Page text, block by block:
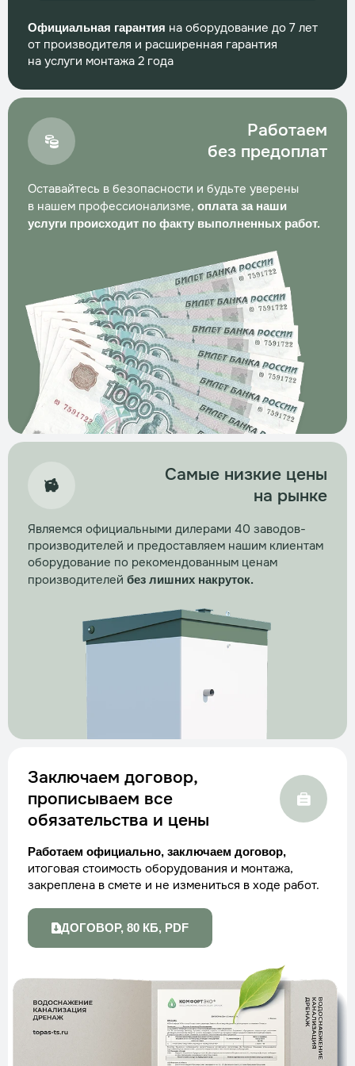
Консервация на зимний период
Стоимость
по запросу
Заказать
Трудозатраты
1 час
Стоимость
по запросу
Заказать
Прочистка аэролифта
Трудозатраты
1 час
Стоимость
по запросу
Заказать
Замена фильтрующих элементов
Трудозатраты
1–2 часа
Стоимость
по запросу
Официальная гарантия на оборудование до 7 лет
от производителя и расширенная гарантия
на услуги монтажа 2 года
Работаем
без предоплат
Оставайтесь в безопасности и будьте уверены
в нашем профессионализме, оплата за наши
услуги происходит по факту выполненных работ.
Самые низкие цены
на рынке
Являемся официальными дилерами 40 заводов-
производителей и предоставляем нашим клиентам
оборудование по рекомендованным ценам
производителей без лишних накруток.
Заключаем договор,
прописываем все
обязательства и цены
Работаем официально, заключаем договор,
итоговая стоимость оборудования и монтажа,
закреплена в смете и не измениться в ходе работ.
ДОГОВОР, 80 КБ, PDF